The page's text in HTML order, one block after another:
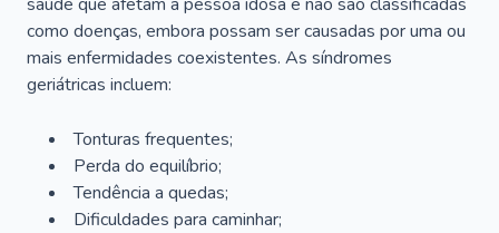
como doenças, embora possam ser causadas por uma ou
mais enfermidades coexistentes. As síndromes
geriátricas incluem:
Tonturas frequentes;
Perda do equilíbrio;
Tendência a quedas;
Dificuldades para caminhar;